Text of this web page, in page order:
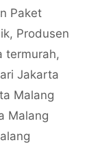
Paket
, Produsen
termurah,
Jakarta
Malang
Malang